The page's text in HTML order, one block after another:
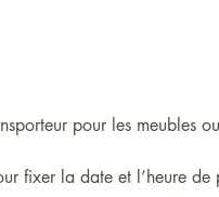
pour les meubles
fixer la date et l’heure de